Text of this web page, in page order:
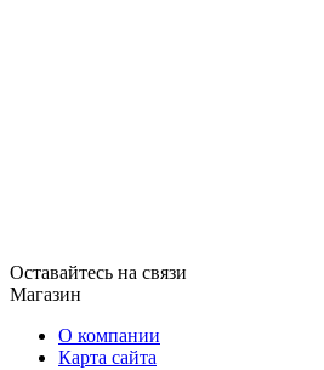
Оставайтесь на связи
Магазин
О компании
Карта сайта